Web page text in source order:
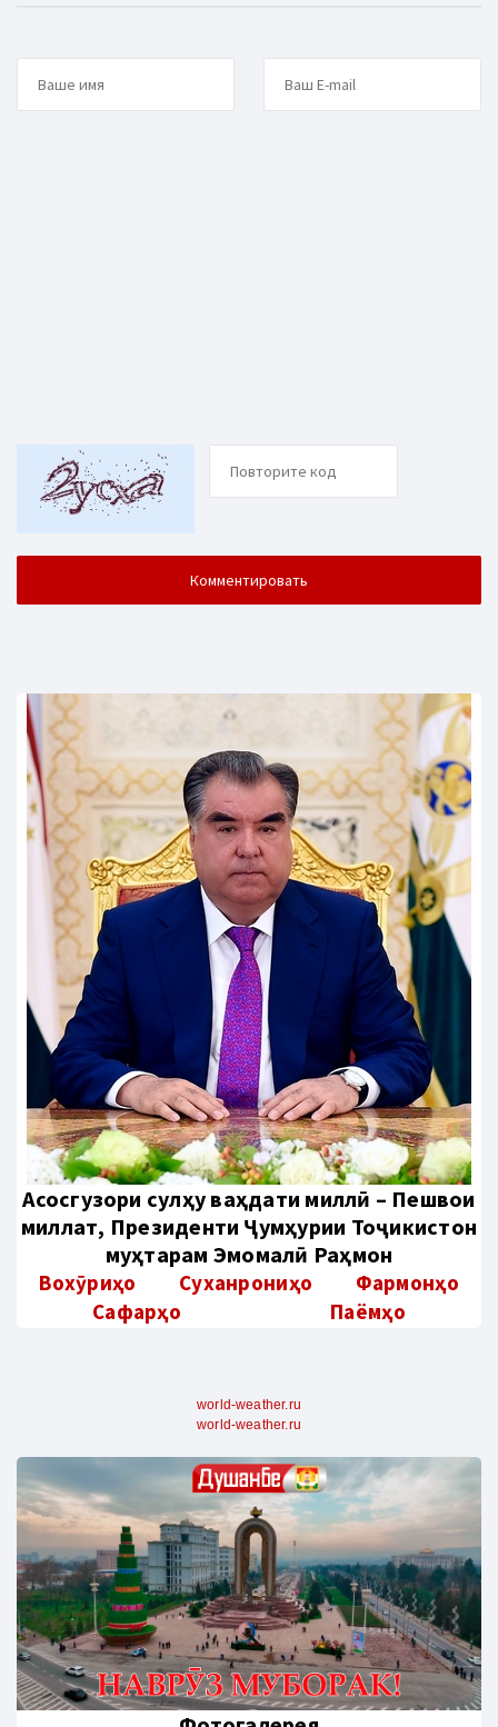
Aсосгузори сулҳу ваҳдати миллӣ – Пешвои
миллат, Президенти Ҷумҳурии Тоҷикистон
муҳтарам Эмомалӣ Раҳмон
Вохӯриҳо Суханрониҳо
Фармонҳо
Сафарҳо
Паёмҳо
world-weather.ru
world-weather.ru